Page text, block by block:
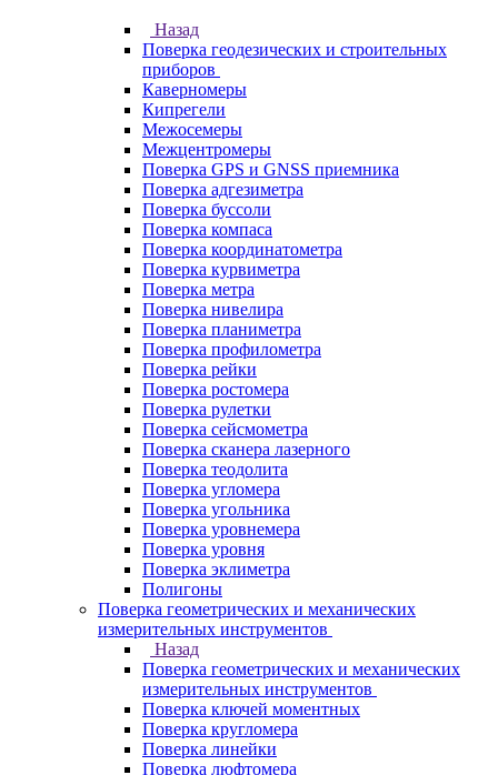
Назад
Поверка геодезических и строительных
приборов
Каверномеры
Кипрегели
Межосемеры
Межцентромеры
Поверка GPS и GNSS приемника
Поверка адгезиметра
Поверка буссоли
Поверка компаса
Поверка координатометра
Поверка курвиметра
Поверка метра
Поверка нивелира
Поверка планиметра
Поверка профилометра
Поверка рейки
Поверка ростомера
Поверка рулетки
Поверка сейсмометра
Поверка сканера лазерного
Поверка теодолита
Поверка угломера
Поверка угольника
Поверка уровнемера
Поверка уровня
Поверка эклиметра
Полигоны
Поверка геометрических и механических
измерительных инструментов
Назад
Поверка геометрических и механических
измерительных инструментов
Поверка ключей моментных
Поверка кругломера
Поверка линейки
Поверка люфтомера